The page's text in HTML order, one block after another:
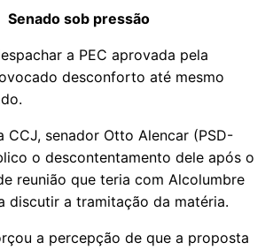
Senado sob pressão
a PEC aprovada pela
desconforto até mesmo
CCJ, senador Otto Alencar (PSD-
o descontentamento dele após o
reunião que teria com Alcolumbre
discutir a tramitação da matéria.
a percepção de que a proposta